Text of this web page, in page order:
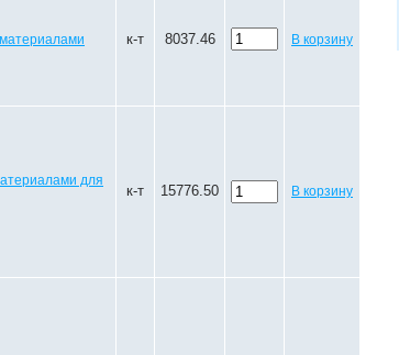
к-т 8037.46 В корзину
для
к-т 15776.50 В корзину